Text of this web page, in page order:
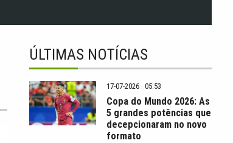
ÚLTIMAS NOTÍCIAS
17-07-2026 · 05:53
Copa do Mundo 2026: As
5 grandes potências que
decepcionaram no novo
formato